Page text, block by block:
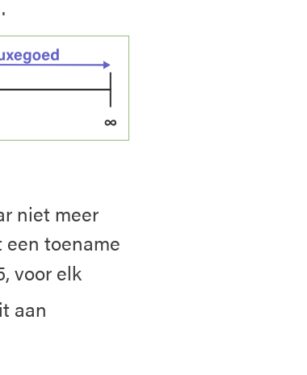
niet meer
toename
voor elk
aan